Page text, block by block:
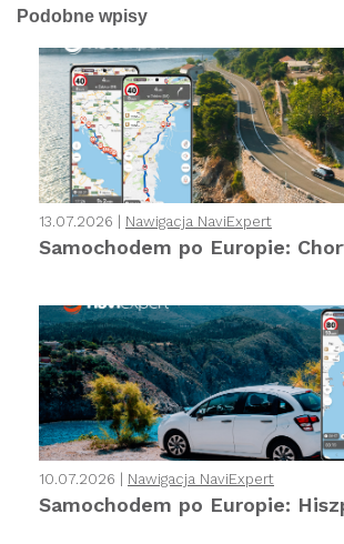
Podobne wpisy
13.07.2026 | Nawigacja NaviExpert
Samochodem po Europie:
10.07.2026 | Nawigacja NaviExpert
Samochodem po Europie: